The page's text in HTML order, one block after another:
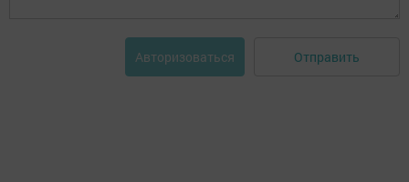
Авторизоваться Отправить